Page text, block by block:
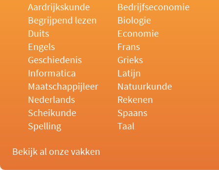
Aardrijkskunde
Bedrijfseconomie
Begrijpend lezen
Biologie
Duits
Economie
Engels
Frans
Geschiedenis
Grieks
Informatica
Latijn
Maatschappijleer
Natuurkunde
Nederlands
Rekenen
Scheikunde
Spaans
Spelling
Taal
Bekijk al onze vakken